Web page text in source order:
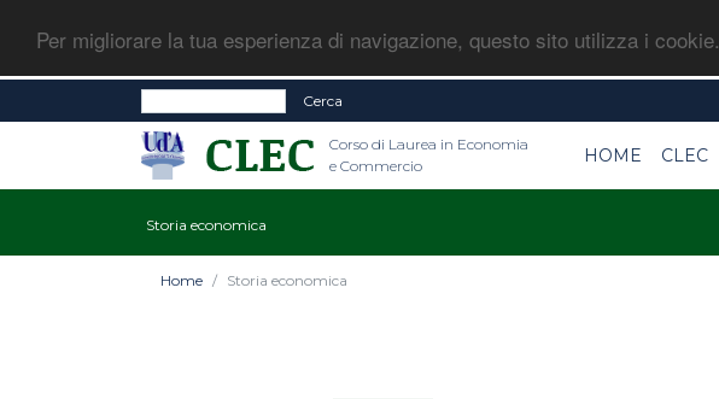
Per migliorare la tua esperienza di navigazione, questo sito utilizza i cookie.
Cerca
Corso di Laurea in Economia
e Commercio
HOME CLEC
Storia economica
Home Storia economica